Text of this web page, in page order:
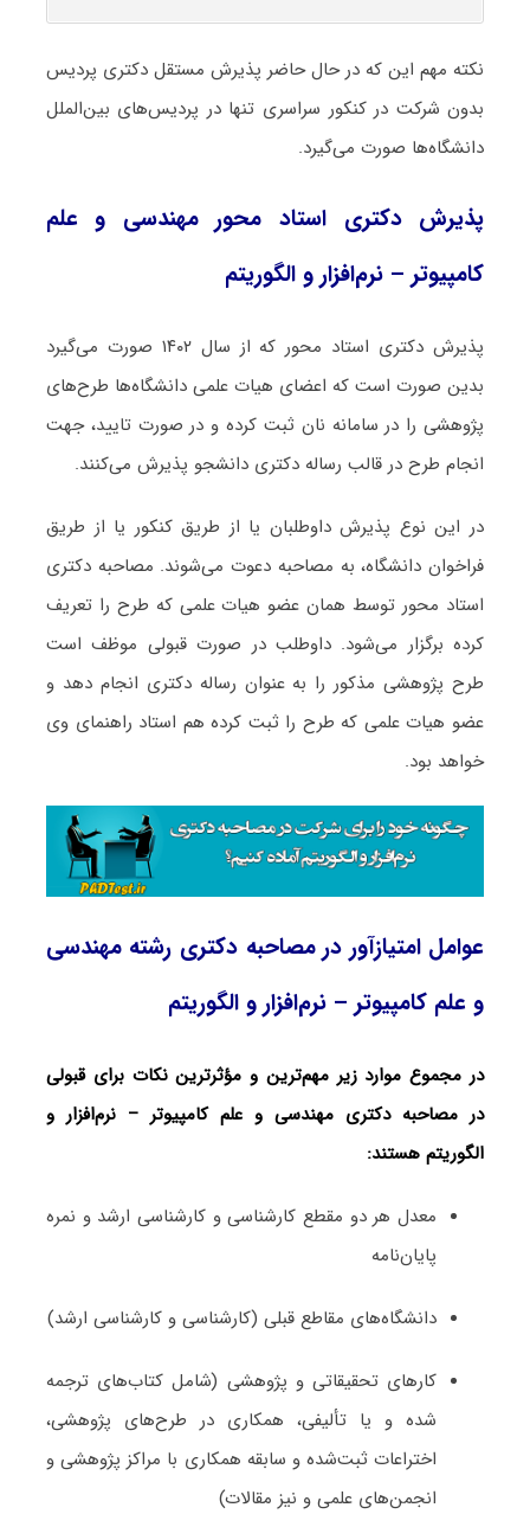
نکته مهم این که در حال حاضر پذیرش مستقل دکتری پردیس
بدون شرکت در کنکور سراسری تنها در پردیس‌های بین‌الملل
دانشگاه‌ها صورت می‌گیرد.
پذیرش دکتری استاد محور مهندسی و علم
کامپیوتر – نرم‌افزار و الگوریتم
پذیرش دکتری استاد محور که از سال ۱۴۰۲ صورت می‌گیرد
بدین صورت است که اعضای هیات علمی دانشگاه‌ها طرح‌های
پژوهشی را در سامانه نان ثبت کرده و در صورت تایید، جهت
انجام طرح در قالب رساله دکتری دانشجو پذیرش می‌کنند.
در این نوع پذیرش داوطلبان یا از طریق کنکور یا از طریق
فراخوان دانشگاه، به مصاحبه دعوت می‌شوند. مصاحبه دکتری
استاد محور توسط همان عضو هیات علمی که طرح را تعریف
کرده برگزار می‌شود. داوطلب در صورت قبولی موظف است
طرح پژوهشی مذکور را به عنوان رساله دکتری انجام دهد و
عضو هیات علمی که طرح را ثبت کرده هم استاد راهنمای وی
خواهد بود.
عوامل امتیازآور در مصاحبه دکتری رشته مهندسی
و علم کامپیوتر – نرم‌افزار و الگوریتم
در مجموع موارد زیر مهم‌ترین و مؤثرترین نکات برای قبولی
در مصاحبه دکتری مهندسی و علم کامپیوتر – نرم‌افزار و
الگوریتم هستند:
معدل هر دو مقطع کارشناسی و کارشناسی ارشد و نمره
پایان‌نامه
دانشگاه‌های مقاطع قبلی (کارشناسی و کارشناسی ارشد)
کارهای تحقیقاتی و پژوهشی (شامل کتاب‌های ترجمه­‌
شده و یا تألیفی، همکاری در طرح‌های پژوهشی،
اختراعات ثبت‌­شده و سابقه همکاری با مراکز پژوهشی و
انجمن‌های علمی و نیز مقالات)